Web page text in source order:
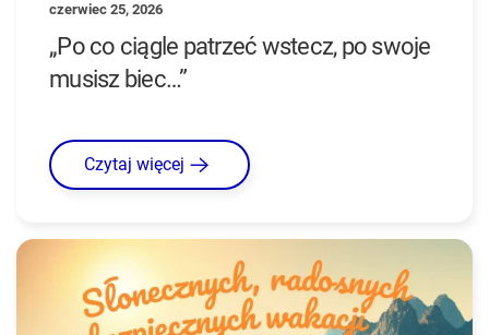
czerwiec 25, 2026
„Po co ciągle patrzeć wstecz, po swoje
musisz biec…”
Czytaj więcej